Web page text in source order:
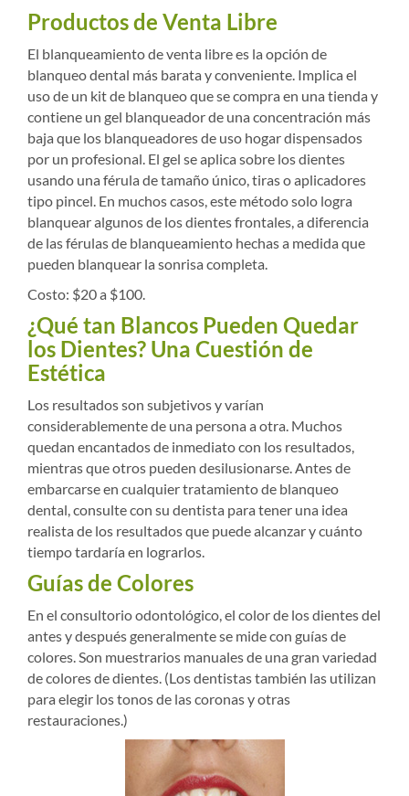
Productos de Venta Libre
El blanqueamiento de venta libre es la opción de
blanqueo dental más barata y conveniente. Implica el
uso de un kit de blanqueo que se compra en una tienda y
contiene un gel blanqueador de una concentración más
baja que los blanqueadores de uso hogar dispensados
por un profesional. El gel se aplica sobre los dientes
usando una férula de tamaño único, tiras o aplicadores
tipo pincel. En muchos casos, este método solo logra
blanquear algunos de los dientes frontales, a diferencia
de las férulas de blanqueamiento hechas a medida que
pueden blanquear la sonrisa completa.
Costo: $20 a $100.
¿Qué tan Blancos Pueden Quedar
los Dientes? Una Cuestión de
Estética
Los resultados son subjetivos y varían
considerablemente de una persona a otra. Muchos
quedan encantados de inmediato con los resultados,
mientras que otros pueden desilusionarse. Antes de
embarcarse en cualquier tratamiento de blanqueo
dental, consulte con su dentista para tener una idea
realista de los resultados que puede alcanzar y cuánto
tiempo tardaría en lograrlos.
Guías de Colores
En el consultorio odontológico, el color de los dientes del
antes y después generalmente se mide con guías de
colores. Son muestrarios manuales de una gran variedad
de colores de dientes. (Los dentistas también las utilizan
para elegir los tonos de las coronas y otras
restauraciones.)